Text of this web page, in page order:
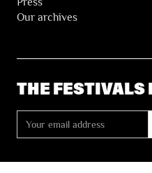
Our archives
THE FESTIVALS